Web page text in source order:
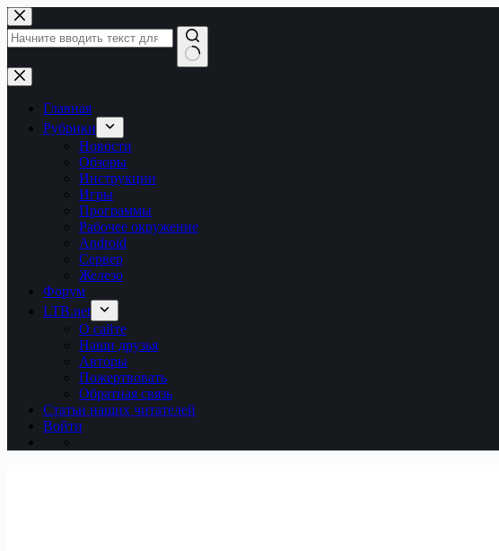
Перейти
к
сути
Ничего
не
найденоГлавная
Рубрики
Новости
Обзоры
Инструкции
Игры
Программы
Рабочее окружение
Android
Сервер
Железо
Форум
LTB.net
О сайте
Наши друзья
Авторы
Пожертвовать
Обратная связь
Статьи наших читателей
Войти